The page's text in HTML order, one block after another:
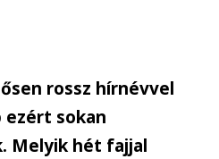
rossz hírnévvel
ezért sokan
Melyik hét fajjal